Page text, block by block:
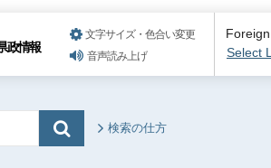
政情報
文字サイズ・色合い変更
音声読み上げ
Select
検索の仕方